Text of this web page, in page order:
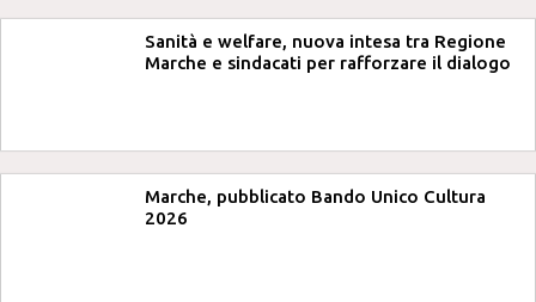
Sanità e welfare, nuova intesa tra Regione
Marche e sindacati per rafforzare il dialogo
Marche, pubblicato Bando Unico Cultura
2026